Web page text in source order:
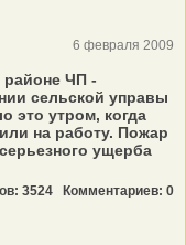
6 февраля 2009
ЧП -
сельской управы
это утром, когда
на работу. Пожар
ущерба
3524 Комментариев: 0